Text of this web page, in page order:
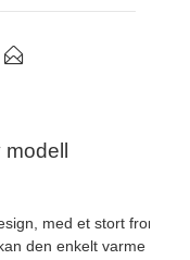
med et stort
den enkelt varme opp